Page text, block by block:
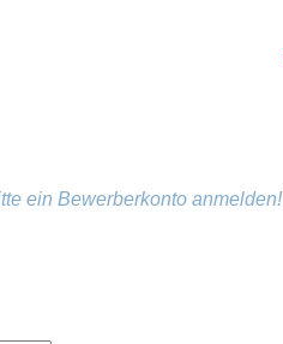
ein Bewerberkonto anmelden!